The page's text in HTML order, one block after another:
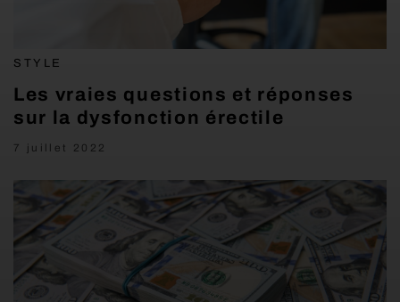
STYLE
Les vraies questions et réponses
sur la dysfonction érectile
7 juillet 2022